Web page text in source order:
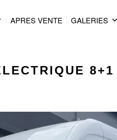
APRES VENTE GALERIES
8+1